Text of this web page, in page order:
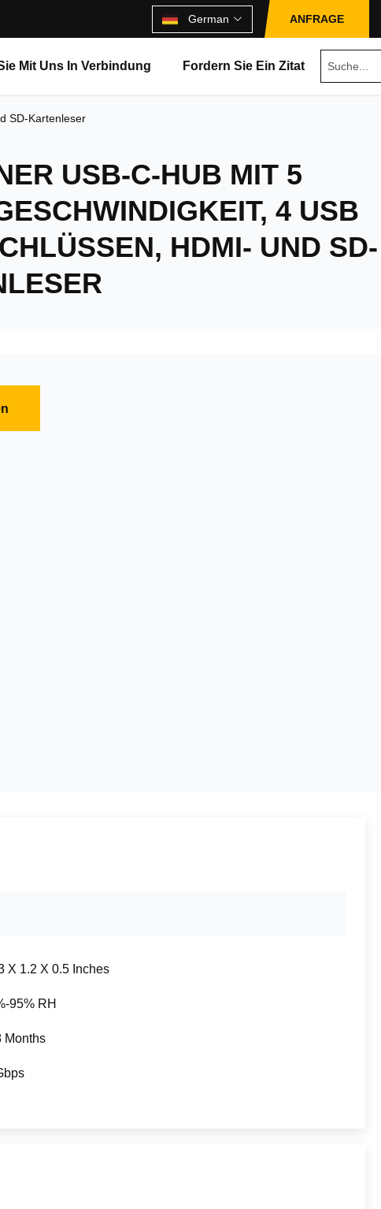
German ANFRAGE
Mit Uns In Verbindung Fordern Sie Ein Zitat
SD-Kartenleser
USB-C-HUB MIT 5
4 USB
HDMI- UND SD-
X 1.2 X 0.5 Inches
95% RH
Months